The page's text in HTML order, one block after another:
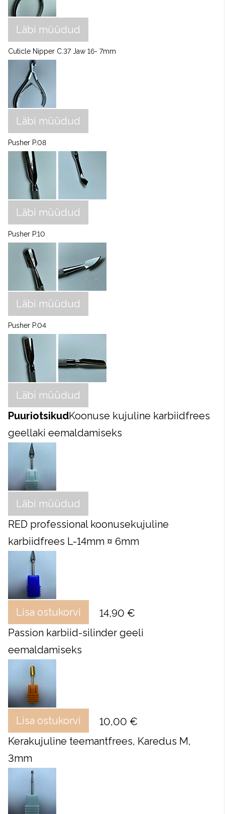
Läbi müüdud
Cuticle Nipper C.37 Jaw 16- 7mm
Läbi müüdud
Pusher P.08
Läbi müüdud
Pusher P.10
Läbi müüdud
Pusher P.04
Läbi müüdud
PuuriotsikudKoonuse kujuline karbiidfrees
geellaki eemaldamiseks
Läbi müüdud
RED professional koonusekujuline
karbiidfrees L-14mm ¤ 6mm
Lisa ostukorvi
14,90 €
Passion karbiid-silinder geeli
eemaldamiseks
Lisa ostukorvi
10,00 €
Kerakujuline teemantfrees, Karedus M,
3mm